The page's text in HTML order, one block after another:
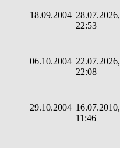
18.09.2004 28.07.2026,
22:53
06.10.2004 22.07.2026,
22:08
29.10.2004 16.07.2010,
11:46